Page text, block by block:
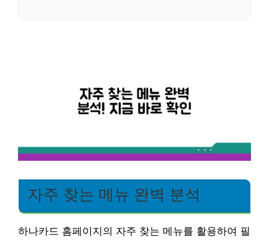
자주 찾는 메뉴 완벽 분석
하나카드 홈페이지의 자주 찾는 메뉴를 활용하여 필